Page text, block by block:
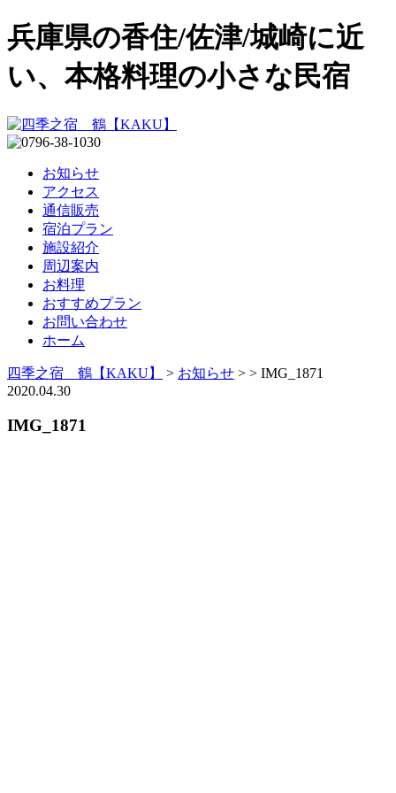
兵庫県の香住/佐津/城崎に近
い、本格料理の小さな民宿
お知らせ
アクセス
通信販売
宿泊プラン
施設紹介
周辺案内
お料理
おすすめプラン
お問い合わせ
ホーム
四季之宿 鶴【KAKU】 > お知らせ > > IMG_1871
2020.04.30
IMG_1871